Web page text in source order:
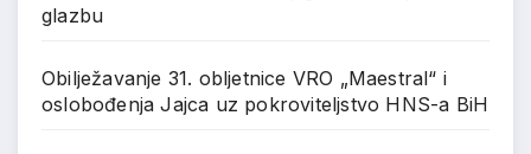
glazbu
Obilježavanje 31. obljetnice VRO „Maestral“ i
oslobođenja Jajca uz pokroviteljstvo HNS-a BiH